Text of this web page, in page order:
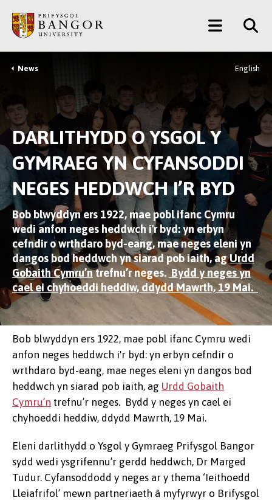
Prif
Gynnwys
Main
Menu
Breadcrumb
News English
DARLITHYDD O YSGOL Y
GYMRAEG YN CYFANSODDI
NEGES HEDDWCH I’R BYD
Bob blwyddyn ers 1922, mae pobl ifanc Cymru
wedi anfon neges heddwch i'r byd: yn erbyn
cefndir o wrthdaro byd-eang, mae neges eleni yn
dangos bod heddwch yn siarad pob iaith, agUrdd
Gobaith Cymru’ntrefnu’r neges. Bydd y neges yn
cael ei chyhoeddi heddiw, ddydd Mawrth, 19 Mai.
Bob blwyddyn ers 1922, mae pobl ifanc Cymru wedi
anfon neges heddwch i'r byd: yn erbyn cefndir o
wrthdaro byd-eang, mae neges eleni yn dangos bod
heddwch yn siarad pob iaith, ag Urdd Gobaith
Cymru’n trefnu’r neges. Bydd y neges yn cael ei
chyhoeddi heddiw, ddydd Mawrth, 19 Mai.
Eleni darlithydd o Ysgol y Gymraeg Prifysgol Bangor
sydd wedi ysgrifennu’r gerdd heddwch, Dr Marged
Tudur. Cyfansoddodd y neges ar y thema ‘Ieithoedd
Lleiafrifol’ mewn partneriaeth â myfyrwyr o Brifysgol